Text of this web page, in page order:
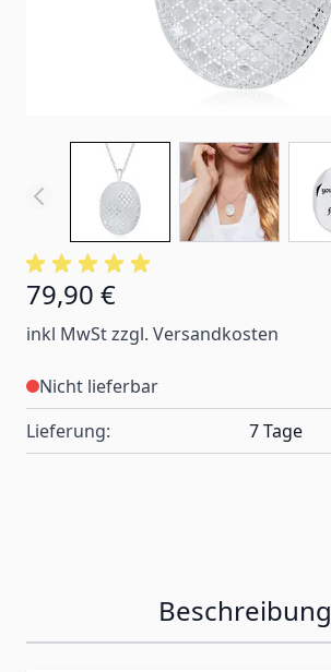
79,90 €
inkl MwSt zzgl. Versandkosten
Nicht lieferbar
Lieferung:
7 Tage
Beschreibung